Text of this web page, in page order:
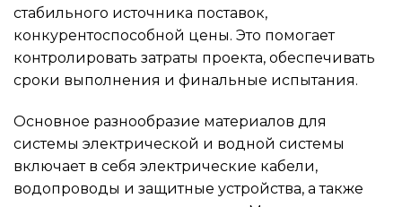
стабильного источника поставок,
конкурентоспособной цены. Это помогает
контролировать затраты проекта, обеспечивать
сроки выполнения и финальные испытания.
Основное разнообразие материалов для
системы электрической и водной системы
включает в себя электрические кабели,
водопроводы и защитные устройства, а также